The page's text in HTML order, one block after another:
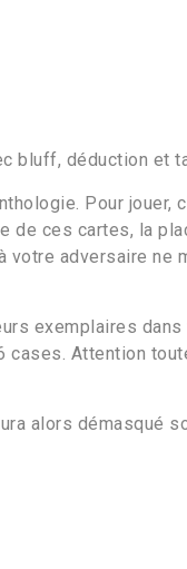
bluff, déduction et
Pour
de ces cartes, la
adversaire ne
exemplaires
Attention
alors démasqué